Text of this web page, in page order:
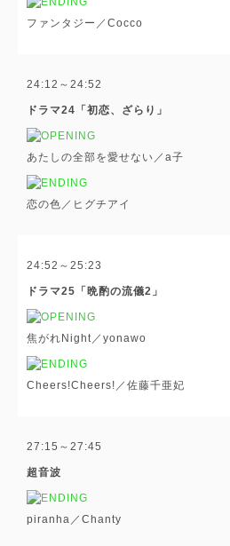
ファンタジー／Cocco
24:12～24:52
ドラマ24「初恋、ざらり」
あたしの全部を愛せない／a子
恋の色／ヒグチアイ
24:52～25:23
ドラマ25「晩酌の流儀2」
焦がれNight／yonawo
Cheers!Cheers!／佐藤千亜妃
27:15～27:45
超音波
piranha／Chanty